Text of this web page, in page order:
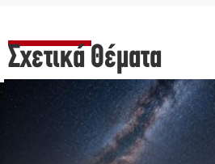
Σχετικά Θέματα